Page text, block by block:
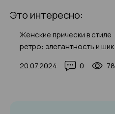
Это интересно:
Женские прически в стиле
ретро: элегантность и
20.07.2024 0